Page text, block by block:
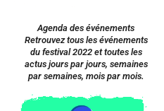
Agenda des événements
Retrouvez tous les événements
du festival 2022 et toutes les
actus jours par jours, semaines
par semaines, mois par mois.